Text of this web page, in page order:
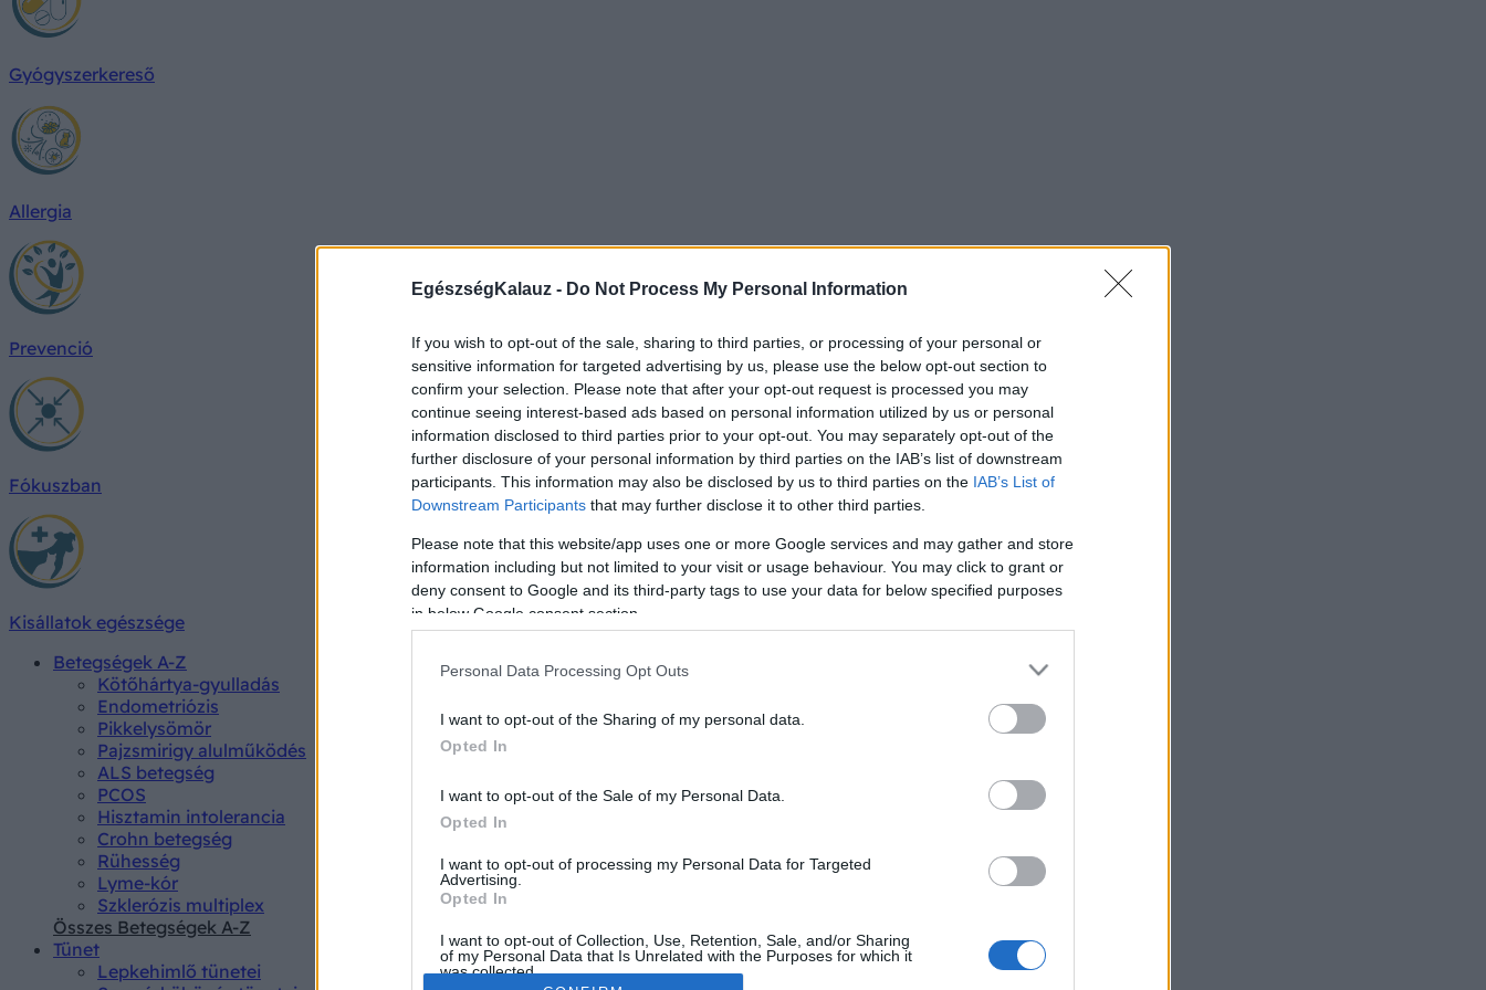
EgészségKalauz - Do Not Process My Personal Information
If you wish to opt-out of the sale, sharing to third parties, or processing of your personal or
sensitive information for targeted advertising by us, please use the below opt-out section to
confirm your selection. Please note that after your opt-out request is processed you may
continue seeing interest-based ads based on personal information utilized by us or personal
information disclosed to third parties prior to your opt-out. You may separately opt-out of the
further disclosure of your personal information by third parties on the IAB’s list of downstream
participants. This information may also be disclosed by us to third parties on the IAB’s List of
Downstream Participants that may further disclose it to other third parties.
Please note that this website/app uses one or more Google services and may gather and store
information including but not limited to your visit or usage behaviour. You may click to grant or
deny consent to Google and its third-party tags to use your data for below specified purposes
in below Google consent section.
Personal Data Processing Opt Outs
I want to opt-out of the Sharing of my personal data.
Opted In
I want to opt-out of the Sale of my Personal Data.
Opted In
I want to opt-out of processing my Personal Data for Targeted
Advertising.
Opted In
I want to opt-out of Collection, Use, Retention, Sale, and/or Sharing
of my Personal Data that Is Unrelated with the Purposes for which it
was collected.
Gyógyszerkereső
Allergia
Prevenció
Fókuszban
Kisállatok egészsége
Betegségek A-Z
Kötőhártya-gyulladás
Endometriózis
Pikkelysömör
Pajzsmirigy alulműködés
ALS betegség
PCOS
Hisztamin intolerancia
Crohn betegség
Rühesség
Lyme-kór
Szklerózis multiplex
Összes Betegségek A-Z
Tünet
Lepkehimlő tünetei